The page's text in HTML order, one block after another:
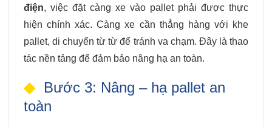
điện, việc đặt càng xe vào pallet phải được thực
hiện chính xác. Càng xe cần thẳng hàng với khe
pallet, di chuyển từ từ để tránh va chạm. Đây là thao
tác nền tảng để đảm bảo nâng hạ an toàn.
Bước 3: Nâng – hạ pallet an
toàn